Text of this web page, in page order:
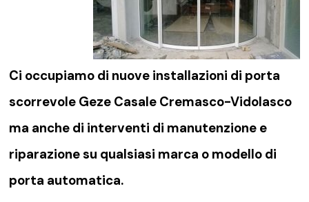
Ci occupiamo di nuove installazioni di porta
scorrevole Geze Casale Cremasco-Vidolasco
ma anche di interventi di manutenzione e
riparazione su qualsiasi marca o modello di
porta automatica.